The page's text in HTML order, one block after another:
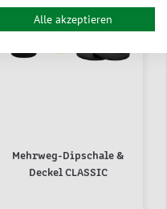
Mehrweg-Dipschale &
Deckel CLASSIC
Alle akzeptieren